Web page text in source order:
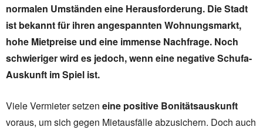
normalen Umständen eine Herausforderung. Die Stadt
ist bekannt für ihren angespannten Wohnungsmarkt,
hohe Mietpreise und eine immense Nachfrage. Noch
schwieriger wird es jedoch, wenn eine negative Schufa-
Auskunft im Spiel ist.
Viele Vermieter setzen eine positive Bonitätsauskunft
voraus, um sich gegen Mietausfälle abzusichern. Doch auch